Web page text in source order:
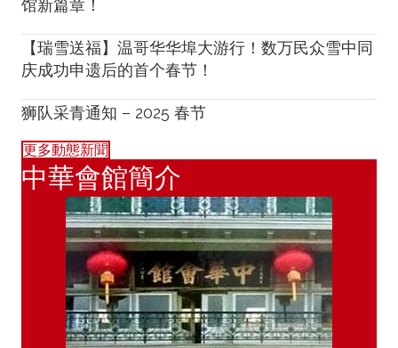
馆新篇章！
【瑞雪送福】温哥华华埠大游行！数万民众雪中同
庆成功申遗后的首个春节！
狮队采青通知 – 2025 春节
更多動態新聞
中華會館簡介